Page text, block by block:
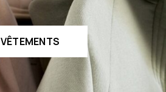
VÊTEMENTS